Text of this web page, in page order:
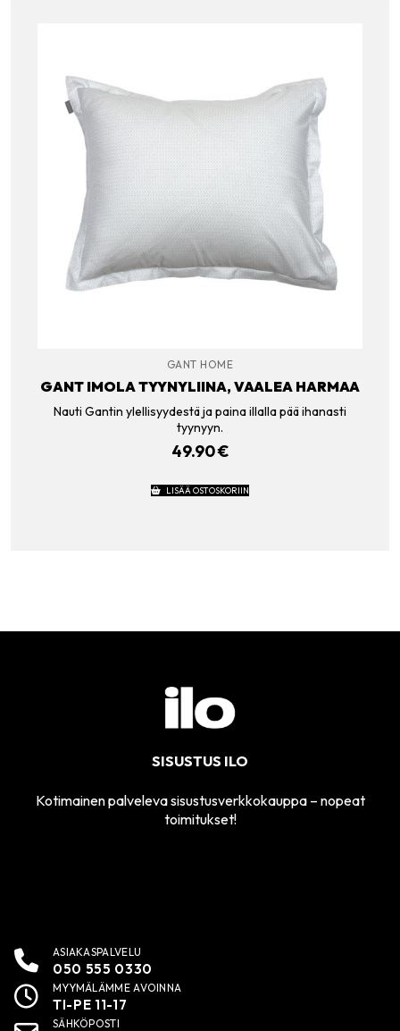
GANT HOME
GANT IMOLA TYYNYLIINA, VAALEA HARMAA
Nauti Gantin ylellisyydestä ja paina illalla pää ihanasti
tyynyyn.
49.90€
LISÄÄ OSTOSKORIIN
SISUSTUS ILO
Kotimainen palveleva sisustusverkkokauppa – nopeat
toimitukset!
ASIAKASPALVELU
050 555 0330
MYYMÄLÄMME AVOINNA
TI-PE 11-17
SÄHKÖPOSTI